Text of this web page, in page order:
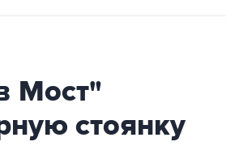
Мост"
стоянку